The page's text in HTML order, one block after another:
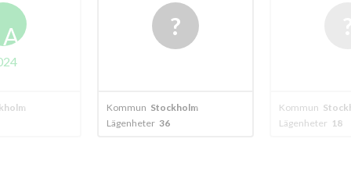
A
Kommun Stockholm
Lägenheter 36
Kommun
Lägenheter 18